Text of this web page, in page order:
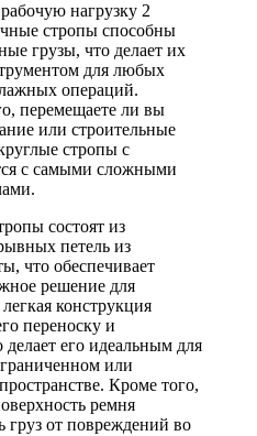
нагрузку 2
стропы способны
грузы, что делает их
для любых
операций.
перемещаете ли вы
или строительные
стропы с
с самыми сложными
состоят из
петель из
что обеспечивает
решение для
конструкция
переноску и
его идеальным для
или
Кроме того,
ремня
груз от повреждений во